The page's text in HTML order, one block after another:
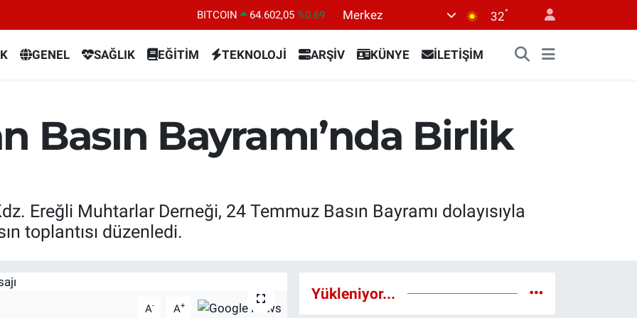
BITCOIN 64.602,05 %0.69
%0.32
BİST100
13.768
Merkez 32°
GENEL SAĞLIK EĞİTİM TEKNOLOJİ ARŞİV KÜNYE İLETİŞİM
Basın Bayramı’nda Birlik
Ereğli Muhtarlar Derneği, 24 Temmuz Basın Bayramı dolayısıyla
toplantısı düzenledi.
A- A+
Yükleniyor...